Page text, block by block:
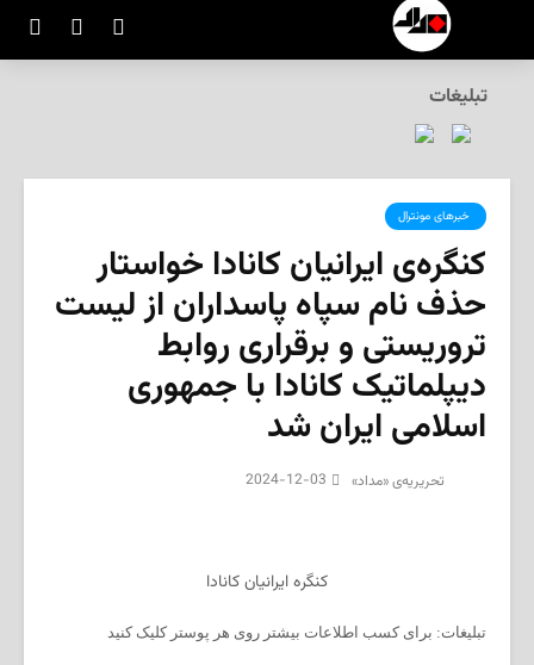
تبلیغات
‌ خبرهای مونترال
کنگره‌ی ایرانیان کانادا خواستار
حذف نام سپاه پاسداران از لیست
تروریستی و برقراری روابط
دیپلماتیک کانادا با جمهوری
اسلامی ایران شد
تحریریه‌ی «مداد» 2024-12-03
کنگره ایرانیان کانادا
تبلیغات: برای کسب اطلاعات بیشتر روی هر پوستر کلیک کنید